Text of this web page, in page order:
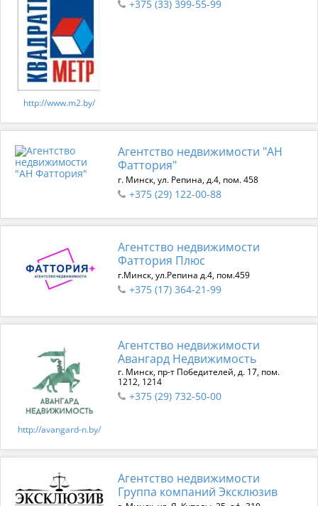
http://www.m2.by/
+375 (33) 399-55-99
Агентство недвижимости "АН
Фаттория"
г. Минск, ул. Репина, д.4, пом. 458
+375 (29) 122-00-88
Агентство недвижимости
Фаттория Плюс
г.Минск, ул.Репина д.4, пом.459
+375 (17) 364-21-99
http://avangard-n.by/
Агентство недвижимости
Авангард Недвижимость
г. Минск, пр-т Победителей, д. 17, пом.
1212, 1214
+375 (29) 732-50-00
Агентство недвижимости
Группа компаний Эксклюзив